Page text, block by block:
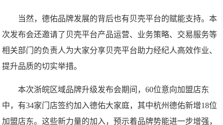
当然，德佑品牌发展的背后也有贝壳平台的赋能支持。本
次发布会还邀请了贝壳平台产品运营、业务策略、交易服务等
相关部门的负责人为大家分享贝壳平台助力经纪人高效作业、
提升品质的切实举措。
本次浙皖区域品牌升级发布会期间，60位意向加盟店东
中，有34家门店签约加入德佑大家庭，其中杭州德佑新增18位
加盟店东。这些新力量的加入，预示着品牌势能进一步增强，